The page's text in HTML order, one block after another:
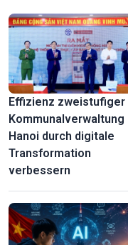
Marktplatz, der den
näherbringt.
Effizienz zweistufiger
Kommunalverwaltung
Hanoi durch digitale
Transformation
verbessern